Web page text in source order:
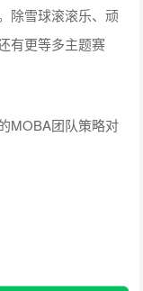
除雪球滚滚乐、顽
有更等多主题赛
MOBA团队策略对